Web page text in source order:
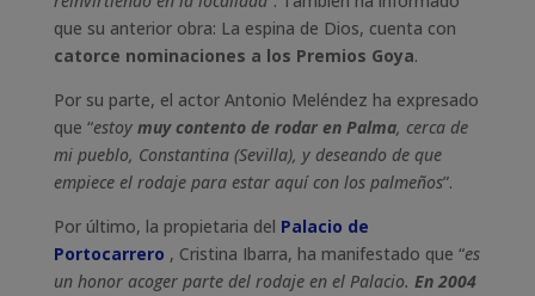
que su anterior obra: La espina de Dios, cuenta con
catorce nominaciones a los Premios Goya.
Por su parte, el actor Antonio Meléndez ha expresado
que “estoy muy contento de rodar en Palma, cerca de
mi pueblo, Constantina (Sevilla), y deseando de que
empiece el rodaje para estar aquí con los palmeños”.
Por último, la propietaria del Palacio de
Portocarrero , Cristina Ibarra, ha manifestado que “es
un honor acoger parte del rodaje en el Palacio. En 2004